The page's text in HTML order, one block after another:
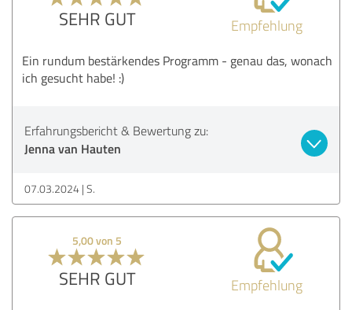
SEHR GUT Empfehlung
Ein rundum bestärkendes Programm - genau das, wonach
ich gesucht habe! :)
Erfahrungsbericht & Bewertung zu:
Jenna van Hauten
07.03.2024 S.
5,00 von 5
SEHR GUT Empfehlung